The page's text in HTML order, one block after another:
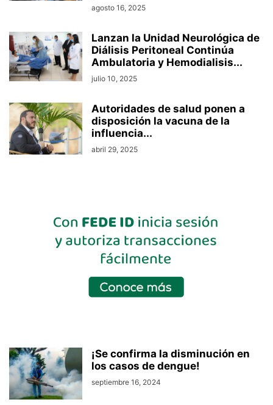
agosto 16, 2025
Lanzan la Unidad Neurológica de
Diálisis Peritoneal Continúa
Ambulatoria y Hemodialisis...
julio 10, 2025
Autoridades de salud ponen a
disposición la vacuna de la
influencia...
abril 29, 2025
¡Se confirma la disminución en
los casos de dengue!
septiembre 16, 2024